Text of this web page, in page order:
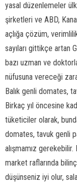
yasal düzenlemeler
şirketleri ve ABD,
açlığa çözüm,
sayıları gittikçe artan
bazı uzman ve
nüfusuna vereceği
Balık genli domates,
Birkaç yıl öncesine
tüketiciler olarak,
domates, tavuk genli
alışmamız
market raflarında
düşünseniz iyi olur,